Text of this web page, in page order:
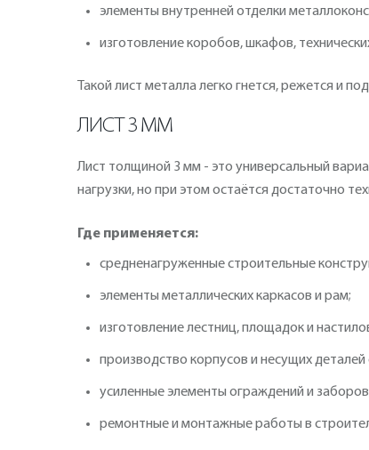
элементы внутренней отделки
изготовление коробов, шкафов,
Такой лист металла легко гнется, режется и
ЛИСТ 3 ММ
Лист толщиной 3 мм - это универсальный
нагрузки, но при этом остаётся достаточно
Где применяется:
средненагруженные строительные
элементы металлических каркасов и рам;
изготовление лестниц, площадок и
производство корпусов и несущих
усиленные элементы ограждений и
ремонтные и монтажные работы в